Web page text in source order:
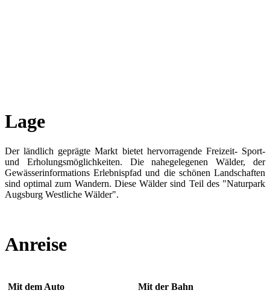
Lage
Der ländlich geprägte Markt bietet hervorragende Freizeit- Sport-
und Erholungsmöglichkeiten. Die nahegelegenen Wälder, der
Gewässerinformations Erlebnispfad und die schönen Landschaften
sind optimal zum Wandern. Diese Wälder sind Teil des "Naturpark
Augsburg Westliche Wälder".
Anreise
Mit dem Auto Mit der Bahn